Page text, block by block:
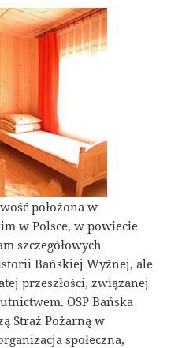
położona w
w Polsce, w powiecie
szczegółowych
Bańskiej Wyżnej, ale
przeszłości, związanej
OSP Bańska
Straż Pożarną w
społeczna,